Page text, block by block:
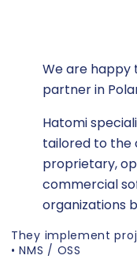
We are happy
partner in
Hatomi
tailored to the
proprietary,
commercial
organizations
They implement
• NMS / OSS